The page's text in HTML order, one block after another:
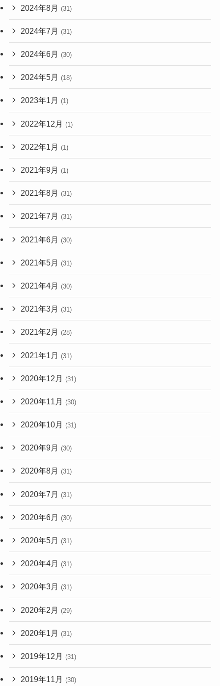
2024年8月 (31)
2024年7月 (31)
2024年6月 (30)
2024年5月 (18)
2023年1月 (1)
2022年12月 (1)
2022年1月 (1)
2021年9月 (1)
2021年8月 (31)
2021年7月 (31)
2021年6月 (30)
2021年5月 (31)
2021年4月 (30)
2021年3月 (31)
2021年2月 (28)
2021年1月 (31)
2020年12月 (31)
2020年11月 (30)
2020年10月 (31)
2020年9月 (30)
2020年8月 (31)
2020年7月 (31)
2020年6月 (30)
2020年5月 (31)
2020年4月 (31)
2020年3月 (31)
2020年2月 (29)
2020年1月 (31)
2019年12月 (31)
2019年11月 (30)